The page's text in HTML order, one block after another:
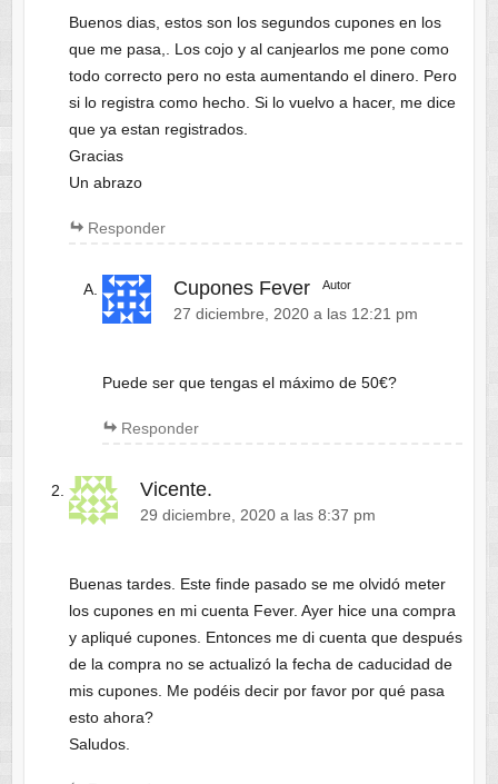
Buenos dias, estos son los segundos cupones en los
que me pasa,. Los cojo y al canjearlos me pone como
todo correcto pero no esta aumentando el dinero. Pero
si lo registra como hecho. Si lo vuelvo a hacer, me dice
que ya estan registrados.
Gracias
Un abrazo
Responder
Cupones Fever Autor
27 diciembre, 2020 a las 12:21 pm
Puede ser que tengas el máximo de 50€?
Responder
Vicente.
29 diciembre, 2020 a las 8:37 pm
Buenas tardes. Este finde pasado se me olvidó meter
los cupones en mi cuenta Fever. Ayer hice una compra
y apliqué cupones. Entonces me di cuenta que después
de la compra no se actualizó la fecha de caducidad de
mis cupones. Me podéis decir por favor por qué pasa
esto ahora?
Saludos.